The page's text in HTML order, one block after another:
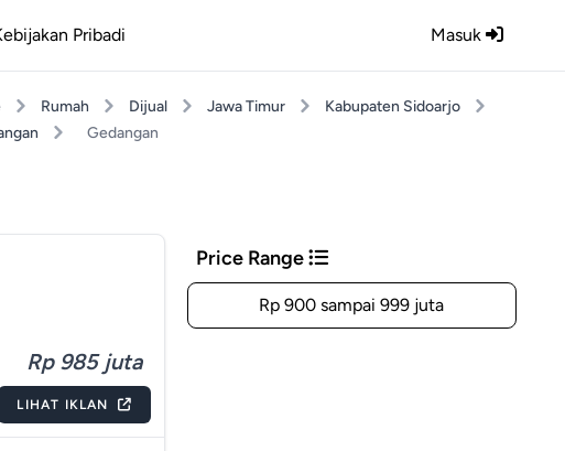
Masuk
Pribadi
Rumah Dijual Jawa Timur
Kabupaten Sidoarjo
Gedangan
Rp 985 juta
LIHAT IKLAN
Price Range
Rp 900 sampai 999 juta